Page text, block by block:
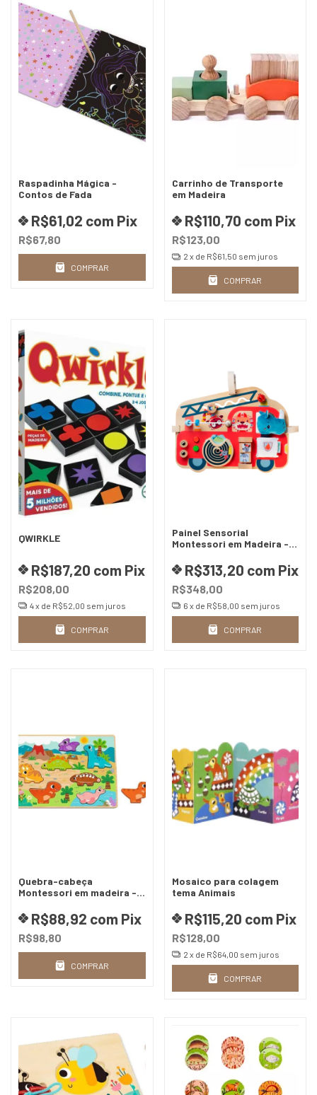
Raspadinha Mágica -
Contos de Fada
R$67,80
R$61,02 com Pix
COMPRAR
Carrinho de Transporte
em Madeira
R$123,00
R$110,70 com Pix
2 x de R$61,50 sem juros
COMPRAR
QWIRKLE
R$208,00
R$187,20 com Pix
4x de R$52,00 sem juros
COMPRAR
Painel Sensorial
Montessori em Madeira -
R$348,00
R$313,20 com Pix
6 x de R$58,00 sem juros
COMPRAR
Quebra-cabeça
Montessori em madeira -
R$98,80
R$88,92 com Pix
COMPRAR
Mosaico para colagem
tema Animais
R$128,00
R$115,20 com Pix
2 x de R$64,00 sem juros
COMPRAR